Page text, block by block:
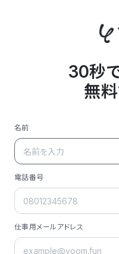
30秒
無
名前
電話番号
仕事用メールアドレス